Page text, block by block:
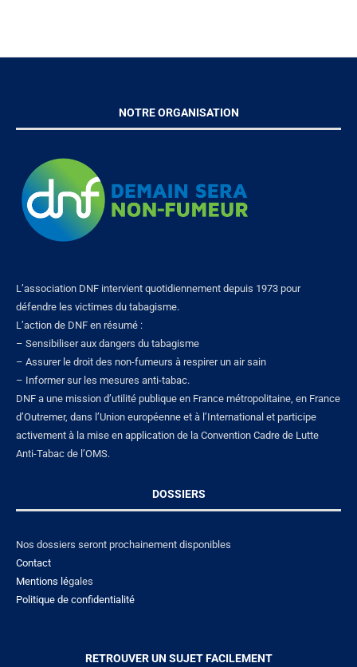
NOTRE ORGANISATION
L’association DNF intervient quotidiennement depuis 1973 pour
défendre les victimes du tabagisme.
L’action de DNF en résumé :
– Sensibiliser aux dangers du tabagisme
– Assurer le droit des non-fumeurs à respirer un air sain
– Informer sur les mesures anti-tabac.
DNF a une mission d’utilité publique en France métropolitaine, en France
d’Outremer, dans l’Union européenne et à l’International et participe
activement à la mise en application de la Convention Cadre de Lutte
Anti-Tabac de l’OMS.
DOSSIERS
Nos dossiers seront prochainement disponibles
Contact
Mentions légales
Politique de confidentialité
RETROUVER UN SUJET FACILEMENT